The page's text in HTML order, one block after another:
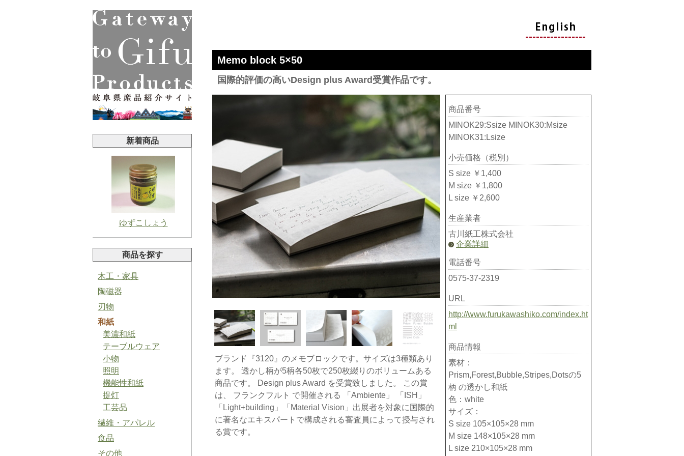
新着商品
ゆずこしょう
バジルソルト
商品を探す
木工・家具
陶磁器
刃物
和紙
美濃和紙
テーブルウェア
小物
照明
機能性和紙
提灯
工芸品
繊維・アパレル
食品
その他
Memo block 5×50
国際的評価の高いDesign plus Award受賞作品です。
ブランド『3120』のメモブロックです。サイズは3種類あり
ます。 透かし柄が5柄各50枚で250枚綴りのボリュームある
商品です。 Design plus Award を受賞致しました。 この賞
は、 フランクフルト で開催される 「Ambiente」 「ISH」
「Light+building」「Material Vision」出展者を対象に国際的
に著名なエキスパートで構成される審査員によって授与され
る賞です。
商品番号
MINOK29:Ssize MINOK30:Msize
MINOK31:Lsize
小売価格（税別）
S size ￥1,400
M size ￥1,800
L size ￥2,600
生産業者
古川紙工株式会社
企業詳細
電話番号
0575-37-2319
URL
http://www.furukawashiko.com/index.ht
ml
商品情報
素材：
Prism,Forest,Bubble,Stripes,Dotsの5
柄 の透かし和紙
色：white
サイズ：
S size 105×105×28 mm
M size 148×105×28 mm
L size 210×105×28 mm